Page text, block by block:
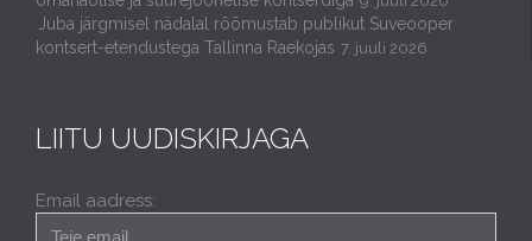
Juba järgmisel nädalal rõõmustab publikut Suveooper
kontsert-etendustega Tallinna Raekojas 7. juuli 2026
LIITU UUDISKIRJAGA
Email aadress: